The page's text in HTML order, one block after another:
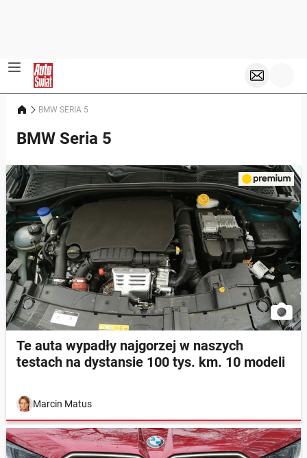
BMW SERIA 5
BMW Seria 5
Te auta wypadły najgorzej w naszych
testach na dystansie 100 tys. km. 10 modeli
Marcin Matus